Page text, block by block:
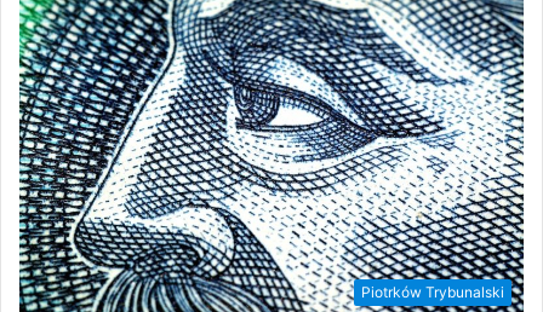
Piotrków Trybunalski